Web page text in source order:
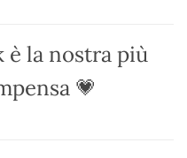
è la nostra più
💗